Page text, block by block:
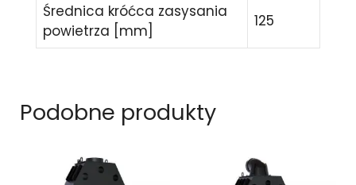
Średnica króćca zasysania
powietrza [mm]
125
Podobne produkty